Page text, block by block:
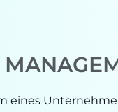
eines